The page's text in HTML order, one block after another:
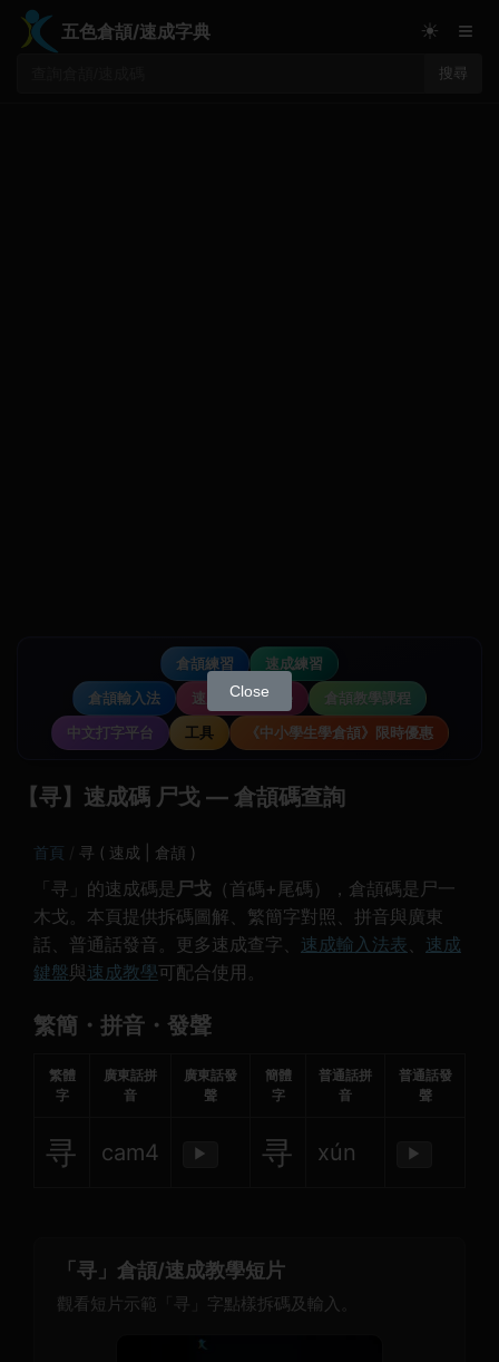
五色倉頡/速成字典
搜尋
☀ ≡
倉頡練習
速成練習
倉頡輸入法
速成輸入法教學
倉頡教學課程
中文打字平台
工具 《中小學生學倉頡》限時優惠
【寻】速成碼 尸戈 — 倉頡碼查詢
首頁 寻 ( 速成 | 倉頡 )
「寻」的速成碼是 尸戈 （首碼+尾碼），倉頡碼是尸一
木戈。本頁提供拆碼圖解、繁簡字對照、拼音與廣東
話、普通話發音。更多速成查字、 速成輸入法表、 速成
鍵盤與速成教學可配合使用。
繁簡・拼音・發聲
繁體
字
廣東話拼
音
廣東話發
聲
簡體
字
普通話拼
音
普通話發
聲
寻 cam4 ▶ 寻 xún ▶
「寻」倉頡/速成教學短片
觀看短片示範「寻」字點樣拆碼及輸入。
Close